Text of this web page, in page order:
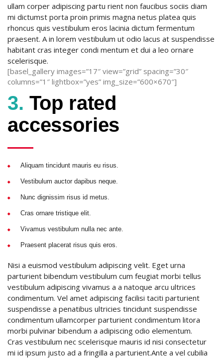
ullam corper adipiscing partu rient non faucibus sociis diam
mi dictumst porta proin primis magna netus platea quis
rhoncus quis vestibulum eros lacinia dictum fermentum
praesent. A in lorem vestibulum ut odio lacus at suspendisse
habitant cras integer condi mentum et dui a leo ornare
scelerisque.
[basel_gallery images=”17″ view=”grid” spacing=”30″
columns=”1″ lightbox=”yes” img_size=”600×670″]
3. Top rated
accessories
Aliquam tincidunt mauris eu risus.
Vestibulum auctor dapibus neque.
Nunc dignissim risus id metus.
Cras ornare tristique elit.
Vivamus vestibulum nulla nec ante.
Praesent placerat risus quis eros.
Nisi a euismod vestibulum adipiscing velit. Eget urna
parturient bibendum vestibulum cum feugiat morbi tellus
vestibulum adipiscing vivamus a a natoque arcu ultrices
condimentum. Vel amet adipiscing facilisi taciti parturient
suspendisse a penatibus ultricies tincidunt suspendisse
condimentum ullamcorper parturient condimentum litora
morbi pulvinar bibendum a adipiscing odio elementum.
Cras vestibulum nec scelerisque mauris id nisi consectetur
mi id ipsum justo ad a fringilla a parturient.Ante a vel cubilia